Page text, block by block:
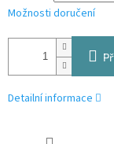
Možnosti doručení
Detailní informace